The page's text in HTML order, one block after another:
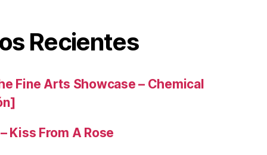
Recientes
Fine Arts Showcase – Chemical
Kiss From A Rose